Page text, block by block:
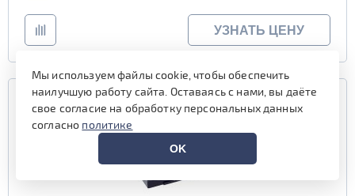
УЗНАТЬ ЦЕНУ
Мы используем файлы cookie, чтобы обеспечить
наилучшую работу сайта. Оставаясь с нами, вы даёте
свое согласие на обработку персональных данных
согласно политике
OK